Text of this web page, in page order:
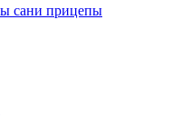
сани прицепы